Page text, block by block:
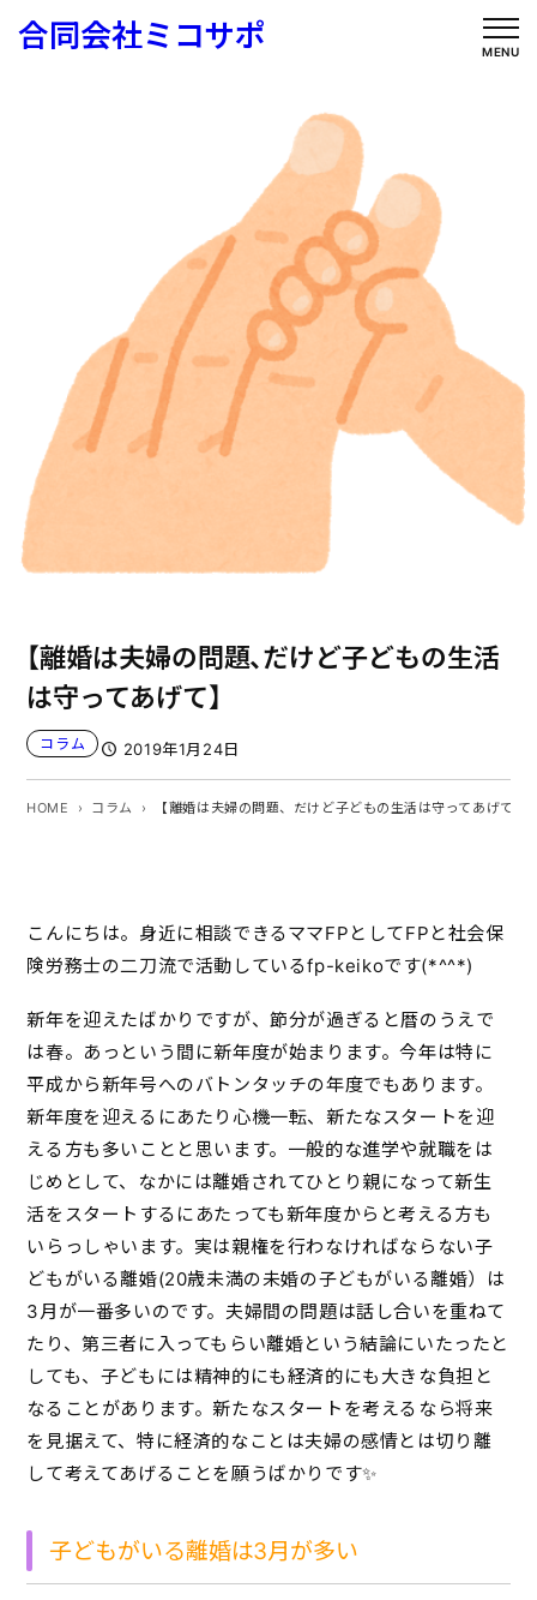
合同会社ミコサポ MENU
【離婚は夫婦の問題、だけど子どもの生活
は守ってあげて】
コラム 2019年1月24日
HOME コラム 【離婚は夫婦の問題、だけど子どもの生活は守ってあげて】
こんにちは。身近に相談できるママFPとしてFPと社会保
険労務士の二刀流で活動しているfp-keikoです(*^^*)
新年を迎えたばかりですが、節分が過ぎると暦のうえで
は春。あっという間に新年度が始まります。今年は特に
平成から新年号へのバトンタッチの年度でもあります。
新年度を迎えるにあたり心機一転、新たなスタートを迎
える方も多いことと思います。一般的な進学や就職をは
じめとして、なかには離婚されてひとり親になって新生
活をスタートするにあたっても新年度からと考える方も
いらっしゃいます。実は親権を行わなければならない子
どもがいる離婚(20歳未満の未婚の子どもがいる離婚）は
3月が一番多いのです。夫婦間の問題は話し合いを重ねて
たり、第三者に入ってもらい離婚という結論にいたったと
しても、子どもには精神的にも経済的にも大きな負担と
なることがあります。新たなスタートを考えるなら将来
を見据えて、特に経済的なことは夫婦の感情とは切り離
して考えてあげることを願うばかりです✨
子どもがいる離婚は3月が多い